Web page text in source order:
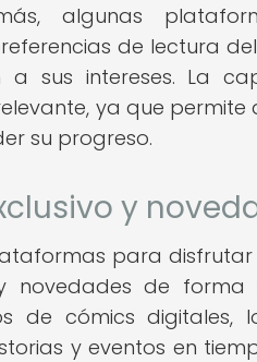
algunas
de lectura
sus intereses. La
ya que permite
su progreso.
y
para
novedades de forma
de cómics
y eventos en